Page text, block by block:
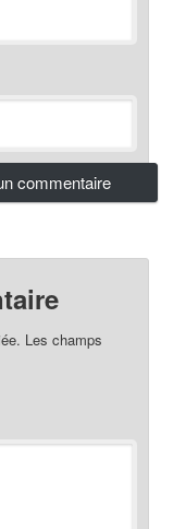
Les champs